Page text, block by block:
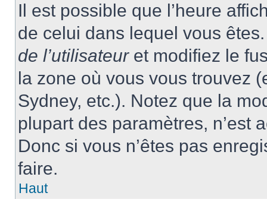
Il est possible que l’heure
de celui dans lequel vous
de l’utilisateuret modifiez le
la zone où vous vous trouvez
Sydney, etc.). Notez que la
plupart des paramètres, n’est
Donc si vous n’êtes pas
faire.
Haut